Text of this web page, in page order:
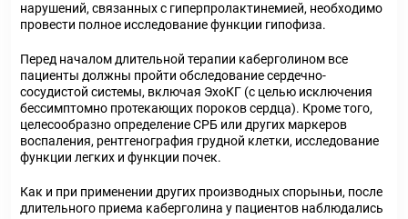
нарушений, связанных с гиперпролактинемией, необходимо
провести полное исследование функции гипофиза.
Перед началом длительной терапии каберголином все
пациенты должны пройти обследование сердечно-
сосудистой системы, включая ЭхоКГ (с целью исключения
бессимптомно протекающих пороков сердца). Кроме того,
целесообразно определение СРБ или других маркеров
воспаления, рентгенография грудной клетки, исследование
функции легких и функции почек.
Как и при применении других производных спорыньи, после
длительного приема каберголина у пациентов наблюдались